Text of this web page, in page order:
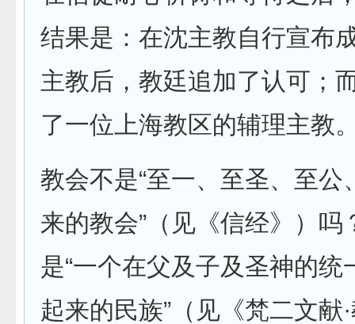
结果是：在沈主教自行宣布
主教后，教廷追加了认可；
了一位上海教区的辅理主教
教会不是“至一、至圣、至公
来的教会”（见《信经》）吗
是“一个在父及子及圣神的统
起来的民族”（见《梵二文献